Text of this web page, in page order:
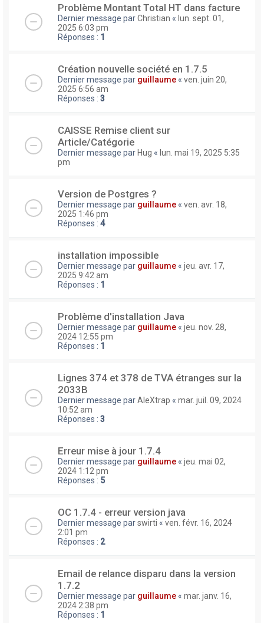
Problème Montant Total HT dans facture
Dernier message parChristian « lun. sept. 01,
2025 6:03 pm
Réponses : 1
Création nouvelle société en 1.7.5
Dernier message par guillaume « ven. juin 20,
2025 6:56 am
Réponses : 3
CAISSE Remise client sur
Article/Catégorie
Dernier message par Hug « lun. mai 19, 2025 5:35
pm
Version de Postgres ?
Dernier message par guillaume « ven. avr. 18,
2025 1:46 pm
Réponses : 4
installation impossible
Dernier message par guillaume « jeu. avr. 17,
2025 9:42 am
Réponses : 1
Problème d'installation Java
Dernier message par guillaume « jeu. nov. 28,
2024 12:55 pm
Réponses : 1
Lignes 374 et 378 de TVA étranges sur la
2033B
Dernier message parAleXtrap « mar. juil. 09, 2024
10:52 am
Réponses : 3
Erreur mise à jour 1.7.4
Dernier message par guillaume « jeu. mai 02,
2024 1:12 pm
Réponses : 5
OC 1.7.4 - erreur version java
Dernier message parswirti « ven. févr. 16, 2024
2:01 pm
Réponses : 2
Email de relance disparu dans la version
1.7.2
Dernier message par guillaume « mar. janv. 16,
2024 2:38 pm
Réponses : 1